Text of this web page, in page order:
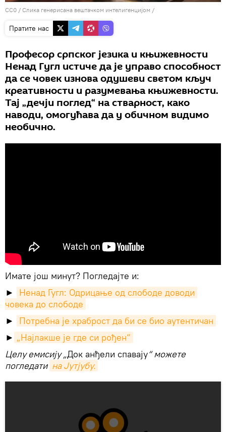
CC0 / Слика генерисана вештачком интелигенцијом /
Пратите нас
Професор српског језика и књижевности
Ненад Гугл истиче да је управо способност
да се човек изнова одушеви светом кључ
креативности и разумевања књижевности.
Тај „дечји поглед“ на стварност, како
наводи, омогућава да у обичном видимо
необично.
Имате још минут? Погледајте и:
►
Ненад Гугл: Одрицање од слободе доводи
човека до слободе
►
Потребна је храброст да би се био аутентичан
► „Најлакше је где си рођен“
Целу емисију „Док анђели спавају“ можете
погледати на Јутјубу.